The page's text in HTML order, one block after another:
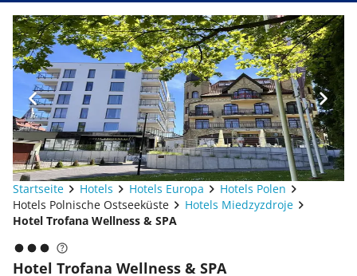
Startseite Hotels Hotels Europa
Hotels Polen
Hotels Polnische Ostseeküste
Hotels Miedzyzdroje
Hotel Trofana Wellness & SPA
Hotel Trofana Wellness & SPA